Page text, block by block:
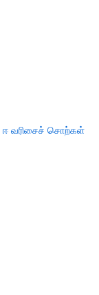
ஈ வரிசைச் சொற்கள்